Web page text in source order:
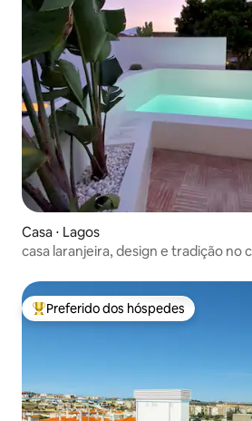
Casa ⋅ Lagos
casa laranjeira, design e tradição no
Entre os melhores preferidos dos
Preferido dos hóspedes